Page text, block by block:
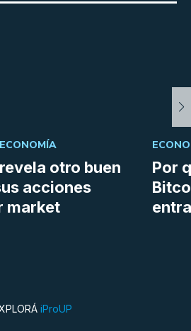
otro buen
acciones
market
ECONOMÍA
Por
iProUP